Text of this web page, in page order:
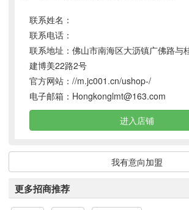
联系姓名：
联系电话：
联系地址：佛山市南海区大沥镇广佛路与
建博美22路2号
官方网站： //m.jc001.cn/ushop-/
电子邮箱： Hongkonglmt@163.com
进入店铺
我有意向加盟
更多招商推荐